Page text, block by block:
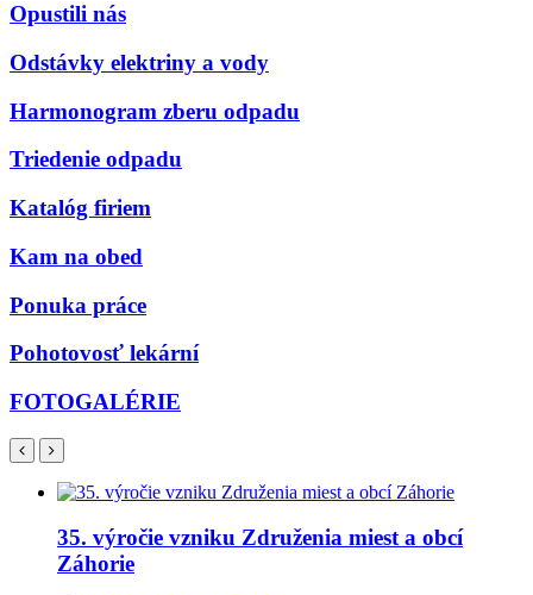
Opustili nás
Odstávky elektriny a vody
Harmonogram zberu odpadu
Triedenie odpadu
Katalóg firiem
Kam na obed
Ponuka práce
Pohotovosť lekární
FOTOGALÉRIE
35. výročie vzniku Združenia miest a obcí
Záhorie